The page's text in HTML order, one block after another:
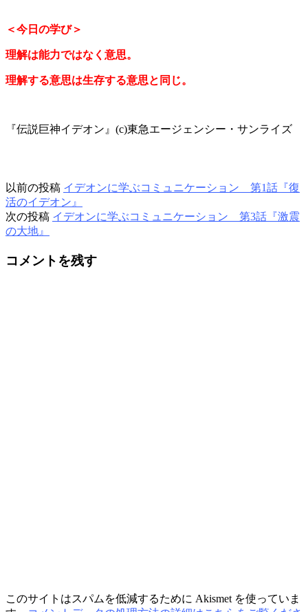
＜今日の学び＞
理解は能力ではなく意思。
理解する意思は生存する意思と同じ。
『伝説巨神イデオン』(c)東急エージェンシー・サンライズ
以前の投稿 イデオンに学ぶコミュニケーション 第1話『復
活のイデオン』
次の投稿 イデオンに学ぶコミュニケーション 第3話『激震
の大地』
コメントを残す
このサイトはスパムを低減するために Akismet を使っていま